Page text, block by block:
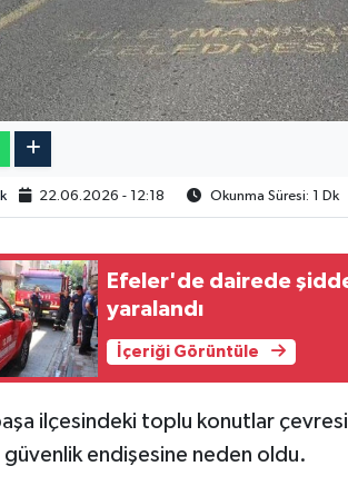
22.06.2026 - 12:18 Okunma Süresi: 1 Dk
Efeler'de dairede
yaralandı
İçeriği Görüntüle
ilçesindeki toplu konutlar
güvenlik endişesine neden oldu.